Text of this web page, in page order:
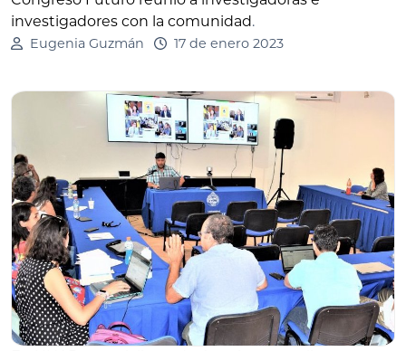
investigadores con la comunidad.
Eugenia Guzmán 17 de enero 2023